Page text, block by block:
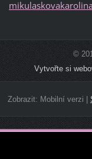
mikulaskovakarol
©
Vytvořte si
Zobrazit: Mobilní verzi